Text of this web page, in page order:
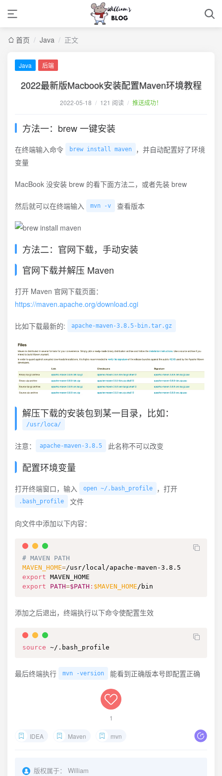
首页 / Java / 正文
Java 后端
2022最新版Macbook安装配置Maven环境教程
2022-05-18 / 121 阅读 / 推送成功！
方法一：brew 一键安装
在终端输入命令 brew install maven
，并自动配置好了环境
变量
MacBook 没安装 brew 的看下面方法二，或者先装 brew
然后就可以在终端输入 mvn -v 查看版本
方法二：官网下载，手动安装
官网下载并解压 Maven
打开 Maven 官网下载页面：
https://maven.apache.org/download.cgi
比如下载最新的: apache-maven-3.8.5-bin.tar.gz
解压下载的安装包到某一目录，比如：
/usr/loca/
注意： apache-maven-3.8.5 此名称不可以改变
配置环境变量
打开终端窗口，输入 open ~/.bash_profile ，打开
.bash_profile 文件
向文件中添加以下内容：
# MAVEN PATH
MAVEN_HOME=
export
export
PATH=$PATH : $MAVEN_HOME/bin
添加之后退出，终端执行以下命令使配置生效
source ~/.bash_profile
最后终端执行 mvn -version 能看到正确版本号即配置正确
1
IDEA Maven mvn
版权属于：
William